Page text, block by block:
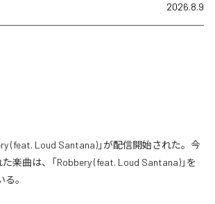
2026.8.9
(feat. Loud Santana)」が配信開始された。今
楽曲は、「Robbery (feat. Loud Santana)」を
。